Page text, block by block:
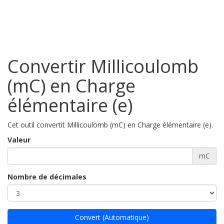
Convertir Millicoulomb
(mC) en Charge
élémentaire (e)
Cet outil convertit Millicoulomb (mC) en Charge élémentaire (e).
Valeur
mC
Nombre de décimales
Convert (Automatique)